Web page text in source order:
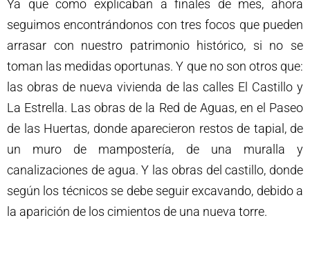
Ya que como explicaban a finales de mes, ahora
seguimos encontrándonos con tres focos que pueden
arrasar con nuestro patrimonio histórico, si no se
toman las medidas oportunas. Y que no son otros que:
las obras de nueva vivienda de las calles El Castillo y
La Estrella. Las obras de la Red de Aguas, en el Paseo
de las Huertas, donde aparecieron restos de tapial, de
un muro de mampostería, de una muralla y
canalizaciones de agua. Y las obras del castillo, donde
según los técnicos se debe seguir excavando, debido a
la aparición de los cimientos de una nueva torre.